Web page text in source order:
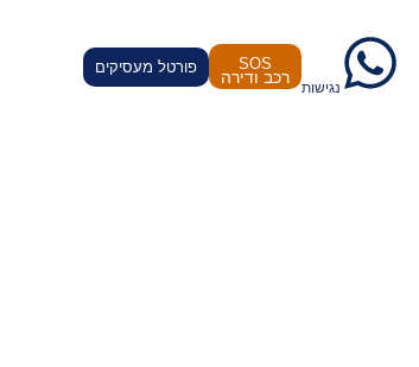
פורטל מעסיקים SOS
נגישות